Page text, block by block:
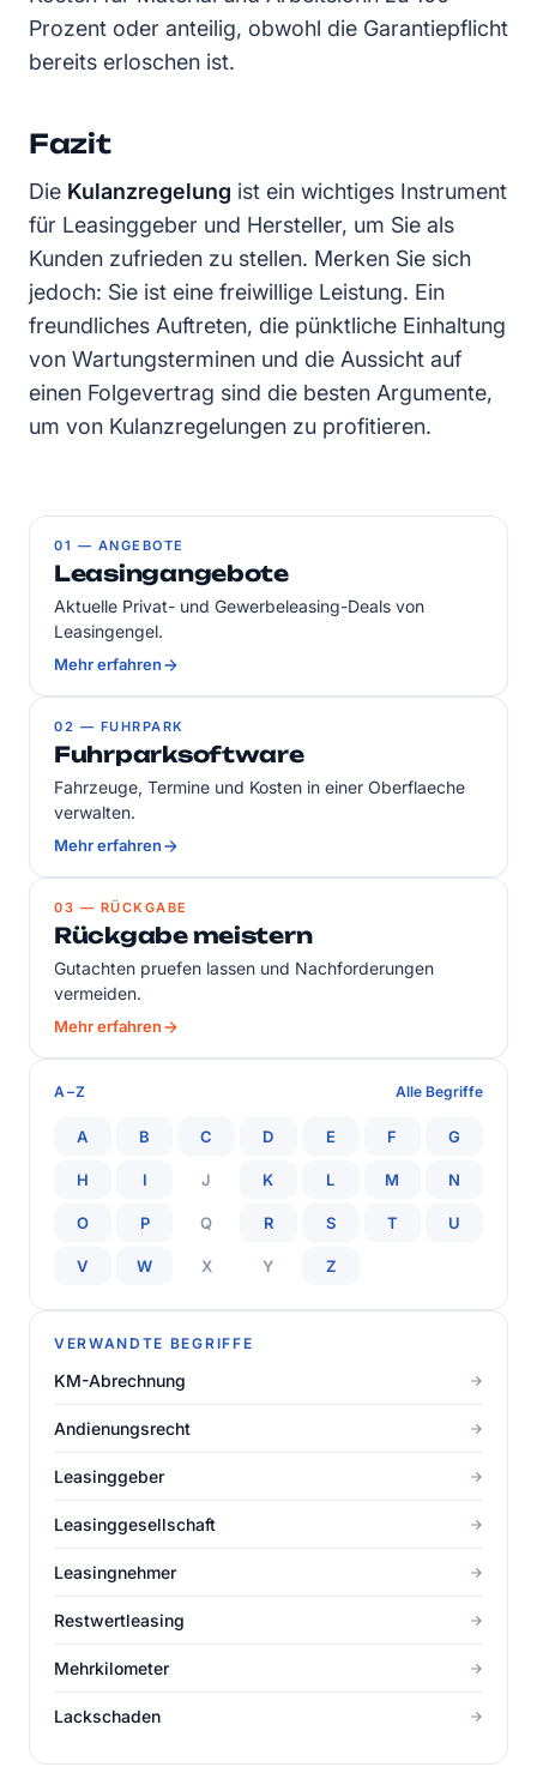
Prozent oder anteilig, obwohl die Garantiepflicht
bereits erloschen ist.
Fazit
Die Kulanzregelung ist ein wichtiges Instrument
für Leasinggeber und Hersteller, um Sie als
Kunden zufrieden zu stellen. Merken Sie sich
jedoch: Sie ist eine freiwillige Leistung. Ein
freundliches Auftreten, die pünktliche Einhaltung
von Wartungsterminen und die Aussicht auf
einen Folgevertrag sind die besten Argumente,
um von Kulanzregelungen zu profitieren.
01 — ANGEBOTE
Leasingangebote
Aktuelle Privat- und Gewerbeleasing-Deals von
Leasingengel.
Mehr erfahren
02 — FUHRPARK
Fuhrparksoftware
Fahrzeuge, Termine und Kosten in einer Oberflaeche
verwalten.
Mehr erfahren
03 — RÜCKGABE
Rückgabe meistern
Gutachten pruefen lassen und Nachforderungen
vermeiden.
Mehr erfahren
A–Z Alle Begriffe
A B C D E F G
H I J K L M N
O P Q R S T U
V W X Y Z
VERWANDTE BEGRIFFE
KM-Abrechnung
Andienungsrecht
Leasinggeber
Leasinggesellschaft
Leasingnehmer
Restwertleasing
Mehrkilometer
Lackschaden